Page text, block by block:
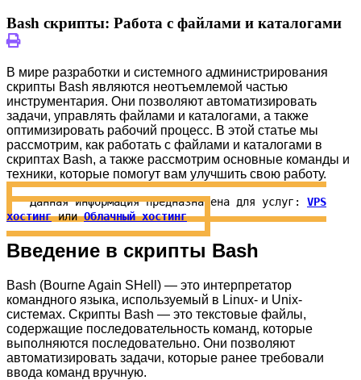
Bash скрипты: Работа с файлами и каталогами
В мире разработки и системного администрирования
скрипты Bash являются неотъемлемой частью
инструментария. Они позволяют автоматизировать
задачи, управлять файлами и каталогами, а также
оптимизировать рабочий процесс. В этой статье мы
рассмотрим, как работать с файлами и каталогами в
скриптах Bash, а также рассмотрим основные команды и
техники, которые помогут вам улучшить свою работу.
Данная информация предназначена для услуг: VPS
хостингилиОблачный хостинг
Введение в скрипты Bash
Bash (Bourne Again SHell) — это интерпретатор
командного языка, используемый в Linux- и Unix-
системах. Скрипты Bash — это текстовые файлы,
содержащие последовательность команд, которые
выполняются последовательно. Они позволяют
автоматизировать задачи, которые ранее требовали
ввода команд вручную.